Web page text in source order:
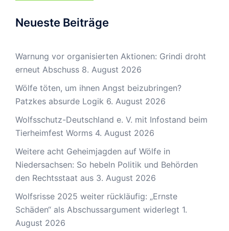
Neueste Beiträge
Warnung vor organisierten Aktionen: Grindi droht
erneut Abschuss 8. August 2026
Wölfe töten, um ihnen Angst beizubringen?
Patzkes absurde Logik 6. August 2026
Wolfsschutz-Deutschland e. V. mit Infostand beim
Tierheimfest Worms 4. August 2026
Weitere acht Geheimjagden auf Wölfe in
Niedersachsen: So hebeln Politik und Behörden
den Rechtsstaat aus 3. August 2026
Wolfsrisse 2025 weiter rückläufig: „Ernste
Schäden“ als Abschussargument widerlegt 1.
August 2026